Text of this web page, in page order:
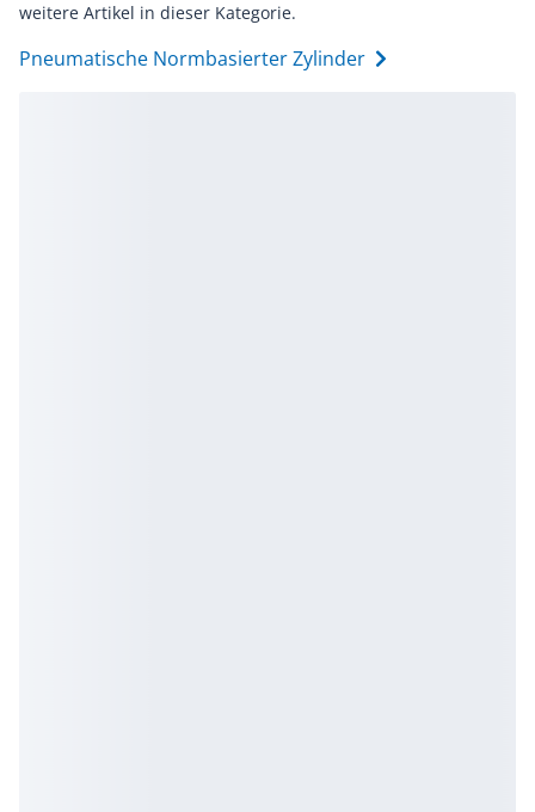
weitere Artikel in dieser Kategorie.
Pneumatische Normbasierter Zylinder